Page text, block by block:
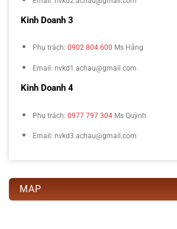
Kinh Doanh 3
Phụ trách: 0902 804 600 Ms Hằng
Email: nvkd1.achau@gmail.com
Kinh Doanh 4
Phụ trách: 0977 797 304 Ms Quỳnh
Email: nvkd3.achau@gmail.com
MAP